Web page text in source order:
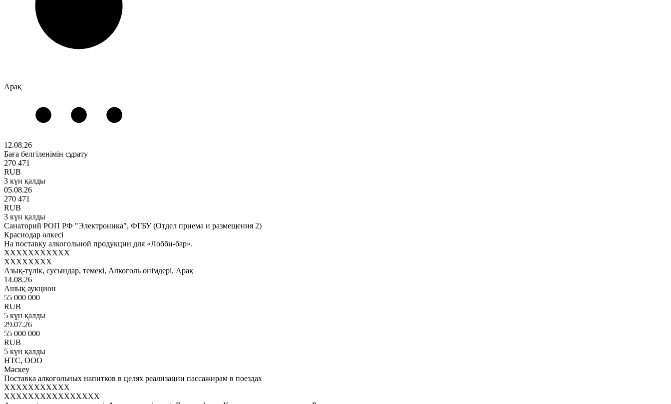
Арақ
12.08.26
Баға белгіленімін сұрату
270 471
RUB
3 күн қалды
05.08.26
270 471
RUB
3 күн қалды
Санаторий РОП РФ "Электроника", ФГБУ (Отдел приема и размещения 2)
Краснодар өлкесі
На поставку алкогольной продукции для «Лобби-бар».
XXXXXXXXXXX
XXXXXXXX
Азық-түлік, сусындар, темекі, Алкоголь өнімдері, Арақ
14.08.26
Ашық аукцион
55 000 000
RUB
5 күн қалды
29.07.26
55 000 000
RUB
5 күн қалды
НТС, ООО
Мәскеу
Поставка алкогольных напитков в целях реализации пассажирам в поездах
XXXXXXXXXXX
XXXXXXXXXXXXXXXX